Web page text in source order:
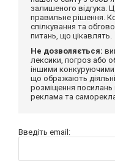
залишеного відгука.
правильне рішення.
спілкування та
питань, що цікавлять.
Не дозволяється:
лексики, погроз або
іншими конкуруючими
що ображають
розміщення посилань
реклама та
Введіть email: